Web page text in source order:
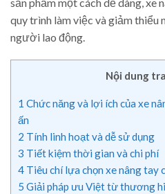
quy trình làm việc và giảm thiểu
người lao động.
Nội dung
1 Chức năng và lợi ích của xe
ấn
2 Tính linh hoạt và dễ sử dụng
3 Tiết kiệm thời gian và chi phí
4 Tiêu chí lựa chọn xe nâng tay
5 Giải pháp ưu Việt từ thương